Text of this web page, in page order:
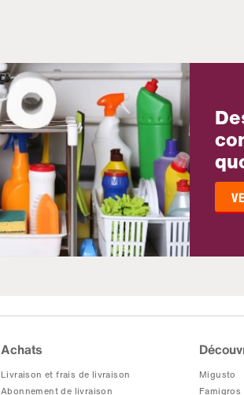
Achats
Livraison et frais de livraison
Abonnement de livraison
Migusto
Famigros